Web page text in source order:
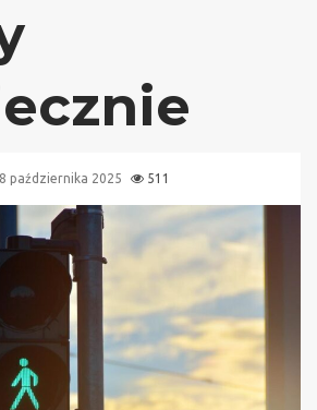
października 2025 511